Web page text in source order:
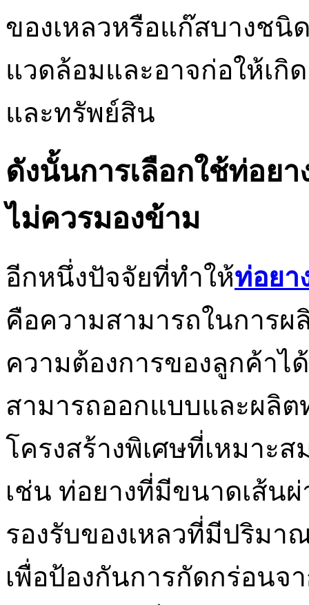
ของเหลวหรือแก๊สบางชนิ
แวดล้อมและอาจก่อให้เกิ
และทรัพย์สิน
ดังนั้นการเลือกใช้ท่อย
ไม่ควรมองข้าม
อีกหนึ่งปัจจัยที่ทำให้ท่อยา
คือความสามารถในการผ
ความต้องการของลูกค้าไ
สามารถออกแบบและผลิ
โครงสร้างพิเศษที่เหมาะ
เช่น ท่อยางที่มีขนาดเส้น
รองรับของเหลวที่มีปริม
เพื่อป้องกันการกัดกร่อนจ